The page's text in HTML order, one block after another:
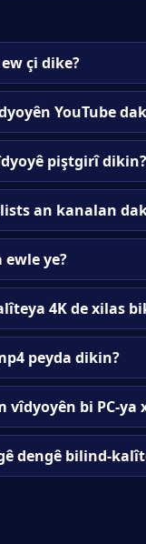
çi dike?
YouTube
piştgirî dikin?
an kanalan
ye?
4K de xilas
peyda dikin?
vîdyoyên bi PC-ya
dengê bilind-